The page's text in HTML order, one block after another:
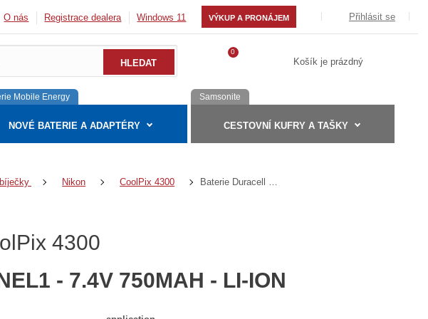
O nás Registrace dealera Windows 11 VÝKUP A PRONÁJEM Přihlásit se
0
Košík je prázdný
Mobile Energy
NOVÉ BATERIE A ADAPTÉRY
Samsonite
CESTOVNÍ KUFRY A TAŠKY
do fotoaparátu
Nikon CoolPix 4300
4300
- 7.4V 750MAH - LI-ION